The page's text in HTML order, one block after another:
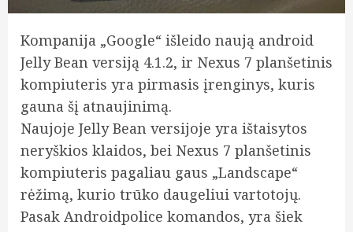
Kompanija „Google“ išleido naują android
Jelly Bean versiją 4.1.2, ir Nexus 7 planšetinis
kompiuteris yra pirmasis įrenginys, kuris
gauna šį atnaujinimą.
Naujoje Jelly Bean versijoje yra ištaisytos
neryškios klaidos, bei Nexus 7 planšetinis
kompiuteris pagaliau gaus „Landscape“
rėžimą, kurio trūko daugeliui vartotojų.
Pasak Androidpolice komandos, yra šiek